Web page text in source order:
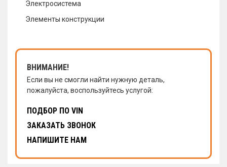
Электросистема
Элементы конструкции
ВНИМАНИЕ!
Если вы не смогли найти нужную деталь,
пожалуйста, воспользуйтесь услугой:
ПОДБОР ПО VIN
ЗАКАЗАТЬ ЗВОНОК
НАПИШИТЕ НАМ